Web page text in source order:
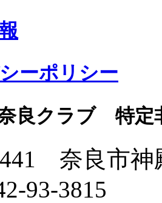
ーポリシー
良クラブ 特定
奈良市
93-3815